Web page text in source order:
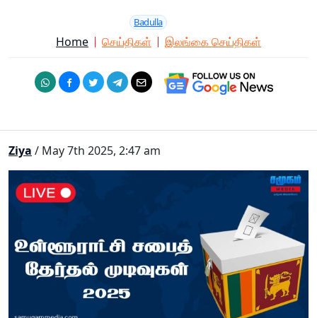
Badulla
Home செய்திகள் இலங்கை செய்திகள்
Ziya / May 7th 2025, 2:47 am